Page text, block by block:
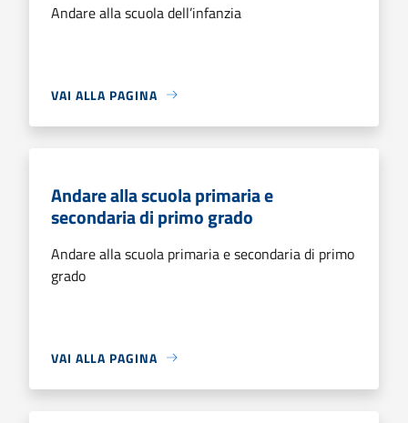
Andare alla scuola dell’infanzia
VAI ALLA PAGINA
Andare alla scuola primaria e
secondaria di primo grado
Andare alla scuola primaria e secondaria di primo
grado
VAI ALLA PAGINA